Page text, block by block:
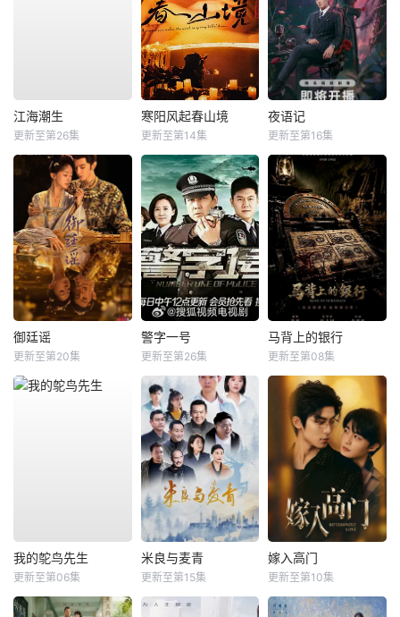
江海潮生
更新至第26集
寒阳风起春山境
更新至第14集
夜语记
更新至第16集
御廷谣
更新至第20集
警字一号
更新至第26集
马背上的银行
更新至第08集
我的鸵鸟先生
更新至第06集
米良与麦青
更新至第15集
嫁入高门
更新至第10集